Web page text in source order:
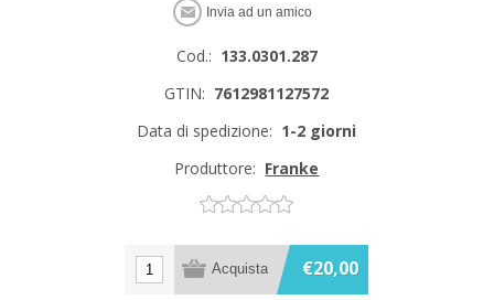
Cod.: 133.0301.287
GTIN: 7612981127572
Data di spedizione: 1-2 giorni
Produttore: Franke
€20,00